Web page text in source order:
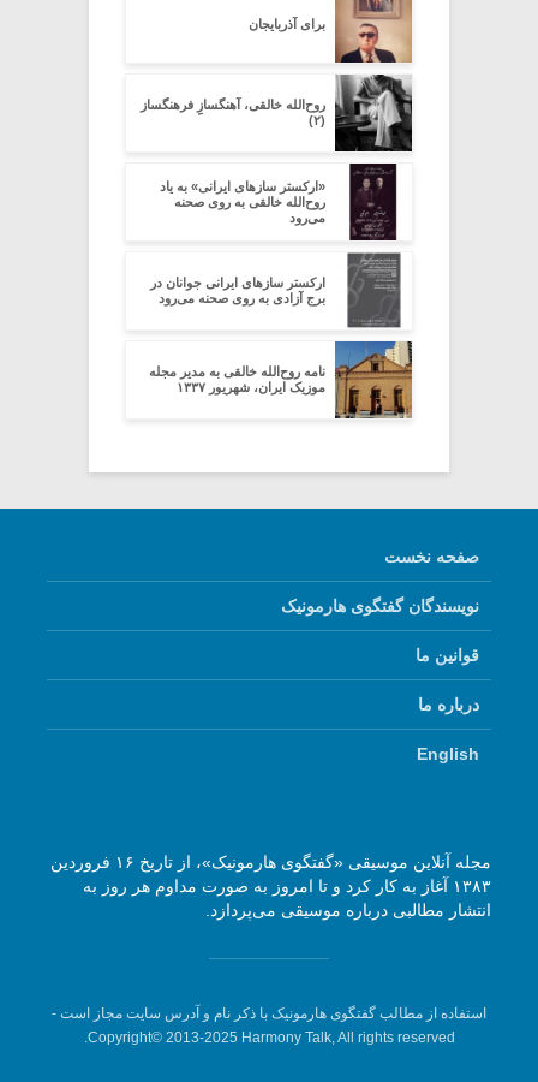
برای آذربایجان
روح‌الله خالقی، آهنگسازِِ فرهنگساز
(۲)
«ارکستر سازهای ایرانی» به یاد
روح‌الله خالقی به روی صحنه
می‌رود
ارکستر سازهای ایرانی جوانان در
برج آزادی به روی صحنه می‌رود
نامه روح‌الله خالقی به مدیر مجله
موزیک ایران، شهریور ۱۳۳۷
صفحه نخست
نویسندگان گفتگوی هارمونیک
قوانین ما
درباره ما
English
مجله آنلاین موسیقی «گفتگوی هارمونیک»، از تاریخ ۱۶ فروردین
۱۳۸۳ آغاز به کار کرد و تا امروز به صورت مداوم هر روز به
انتشار مطالبی درباره موسیقی می‌پردازد.
استفاده از مطالب گفتگوی هارمونیک با ذکر نام و آدرس سایت مجاز است -
Copyright© 2013-2025 Harmony Talk, All rights reserved.